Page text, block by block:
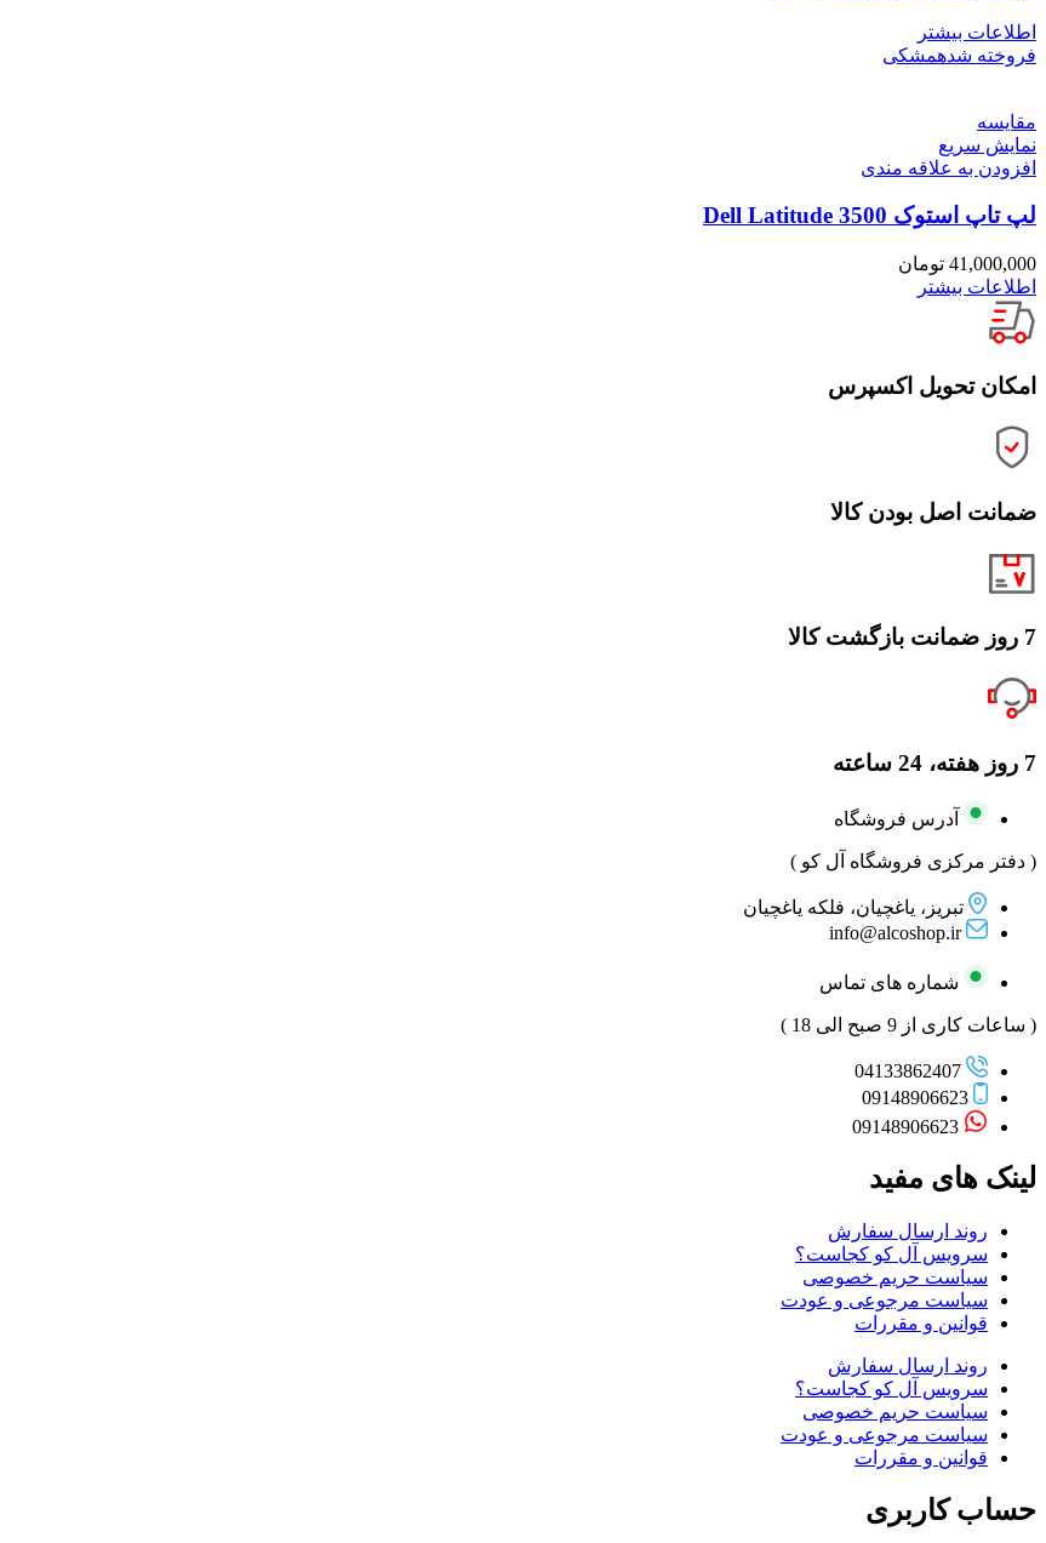
اطلاعات بیشتر
فروخته شدهمشکی
مقايسه
نمایش سریع
افزودن به علاقه مندی
لپ تاپ استوک Dell Latitude 3500
41,000,000 تومان
اطلاعات بیشتر
امکان تحویل اکسپرس
ضمانت اصل بودن کالا
7 روز ضمانت بازگشت کالا
7 روز هفته، 24 ساعته
آدرس فروشگاه
( دفتر مرکزی فروشگاه آل کو )
تبریز، یاغچیان، فلکه یاغچیان
info@alcoshop.ir
شماره های تماس
( ساعات کاری از 9 صبح الی 18 )
04133862407
09148906623
09148906623
لینک های مفید
روند ارسال سفارش
سرویس آل کو کجاست؟
سیاست حریم خصوصی
سیاست مرجوعی و عودت
قوانین و مقررات
روند ارسال سفارش
سرویس آل کو کجاست؟
سیاست حریم خصوصی
سیاست مرجوعی و عودت
قوانین و مقررات
حساب کاربری